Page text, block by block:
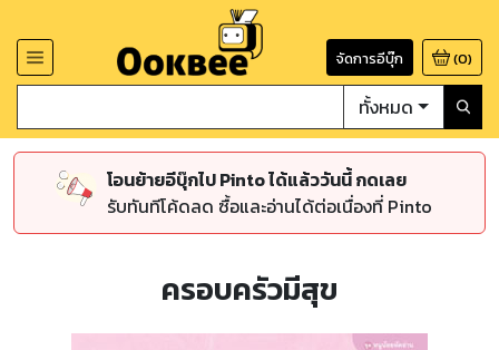
จัดการอีบุ๊ก (0)
ทั้งหมด
โอนย้ายอีบุ๊กไป Pinto ได้แล้ววันนี้ กดเลย
รับทันทีโค้ดลด ซื้อและอ่านได้ต่อเนื่องที่ Pinto
ครอบครัวมีสุข